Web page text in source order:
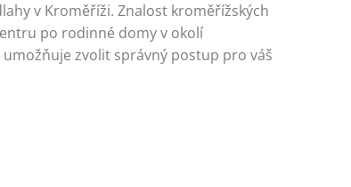
v Kroměříži. Znalost kroměřížských
po rodinné domy v okolí
zvolit správný postup pro váš